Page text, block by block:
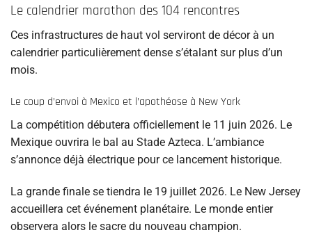
Le calendrier marathon des 104 rencontres
Ces infrastructures de haut vol serviront de décor à un
calendrier particulièrement dense s’étalant sur plus d’un
mois.
Le coup d’envoi à Mexico et l’apothéose à New York
La compétition débutera officiellement le 11 juin 2026. Le
Mexique ouvrira le bal au Stade Azteca. L’ambiance
s’annonce déjà électrique pour ce lancement historique.
La grande finale se tiendra le 19 juillet 2026. Le New Jersey
accueillera cet événement planétaire. Le monde entier
observera alors le sacre du nouveau champion.